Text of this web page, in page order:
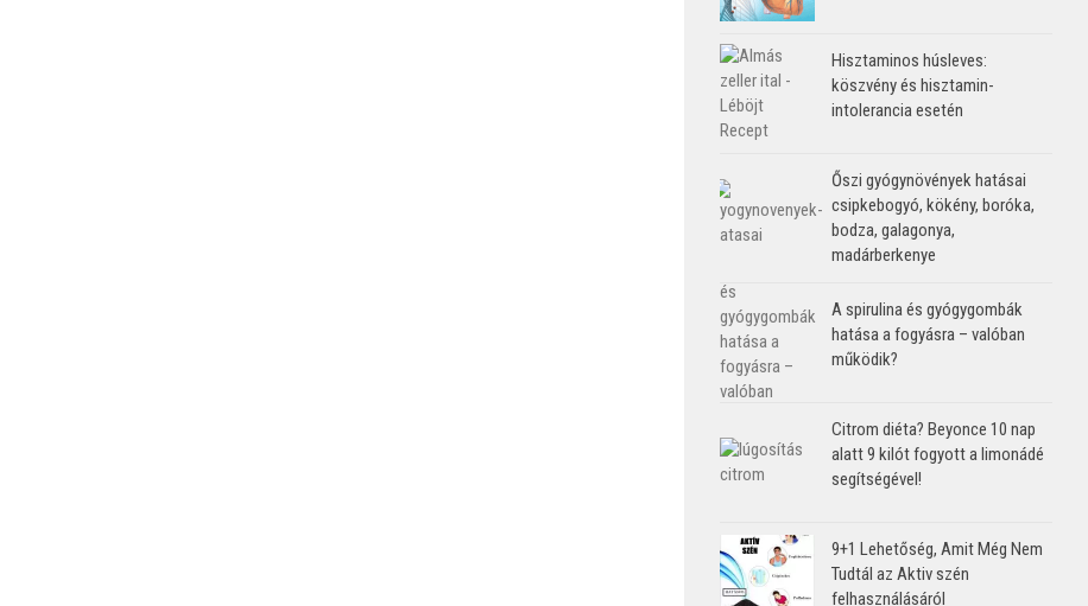
Hisztaminos húsleves:
köszvény és hisztamin-
intolerancia esetén
Őszi gyógynövények hatásai
csipkebogyó, kökény, boróka,
bodza, galagonya,
madárberkenye
A spirulina és gyógygombák
hatása a fogyásra – valóban
működik?
Citrom diéta? Beyonce 10 nap
alatt 9 kilót fogyott a limonádé
segítségével!
9+1 Lehetőség, Amit Még Nem
Tudtál az Aktiv szén
felhasználásáról